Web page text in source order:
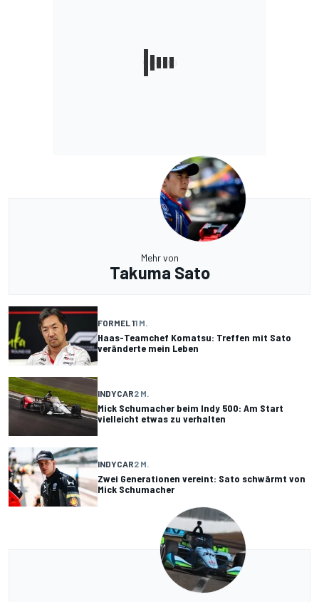
Mehr von
Takuma Sato
FORMEL 11 M.
Haas-Teamchef Komatsu: Treffen mit Sato
veränderte mein Leben
INDYCAR2 M.
Mick Schumacher beim Indy 500: Am Start
vielleicht etwas zu verhalten
INDYCAR2 M.
Zwei Generationen vereint: Sato schwärmt von
Mick Schumacher